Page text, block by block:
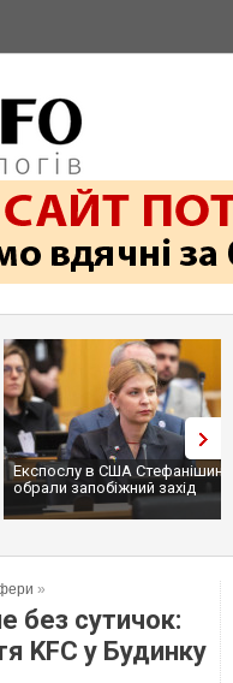
Трамп не передасть Україні
сотні ракет до Patriot, бо у
»
без сутичок:
KFC у Будинку